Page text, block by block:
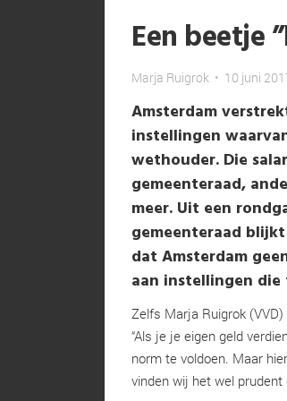
Een beetje
Marja Ruigrok • 10 juni
Amsterdam
instellingen
wethouder. Die
gemeenteraad,
meer. Uit een
gemeenteraad
dat Amsterdam
aan instellingen
Zelfs Marja Ruigrok
“Als je je eigen geld
norm te voldoen. Maar
vinden wij het wel